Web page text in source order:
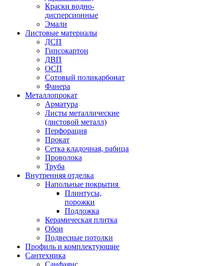
Краски водно-
дисперсионные
Эмали
Листовые материалы
ДСП
Гипсокартон
ДВП
ОСП
Сотовый поликарбонат
Фанера
Металлопрокат
Арматура
Листы металлические
(листовой металл)
Перфорация
Прокат
Сетка кладочная, рабица
Проволока
Труба
Внутренняя отделка
Напольные покрытия
Плинтусы,
порожки
Подложка
Керамическая плитка
Обои
Подвесные потолки
Профиль и комплектующие
Сантехника
Санфаянс